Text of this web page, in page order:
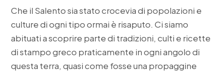
Che il Salento sia stato crocevia di popolazioni e
culture di ogni tipo ormai è risaputo. Ci siamo
abituati a scoprire parte di tradizioni, culti e ricette
di stampo greco praticamente in ogni angolo di
questa terra, quasi come fosse una propaggine